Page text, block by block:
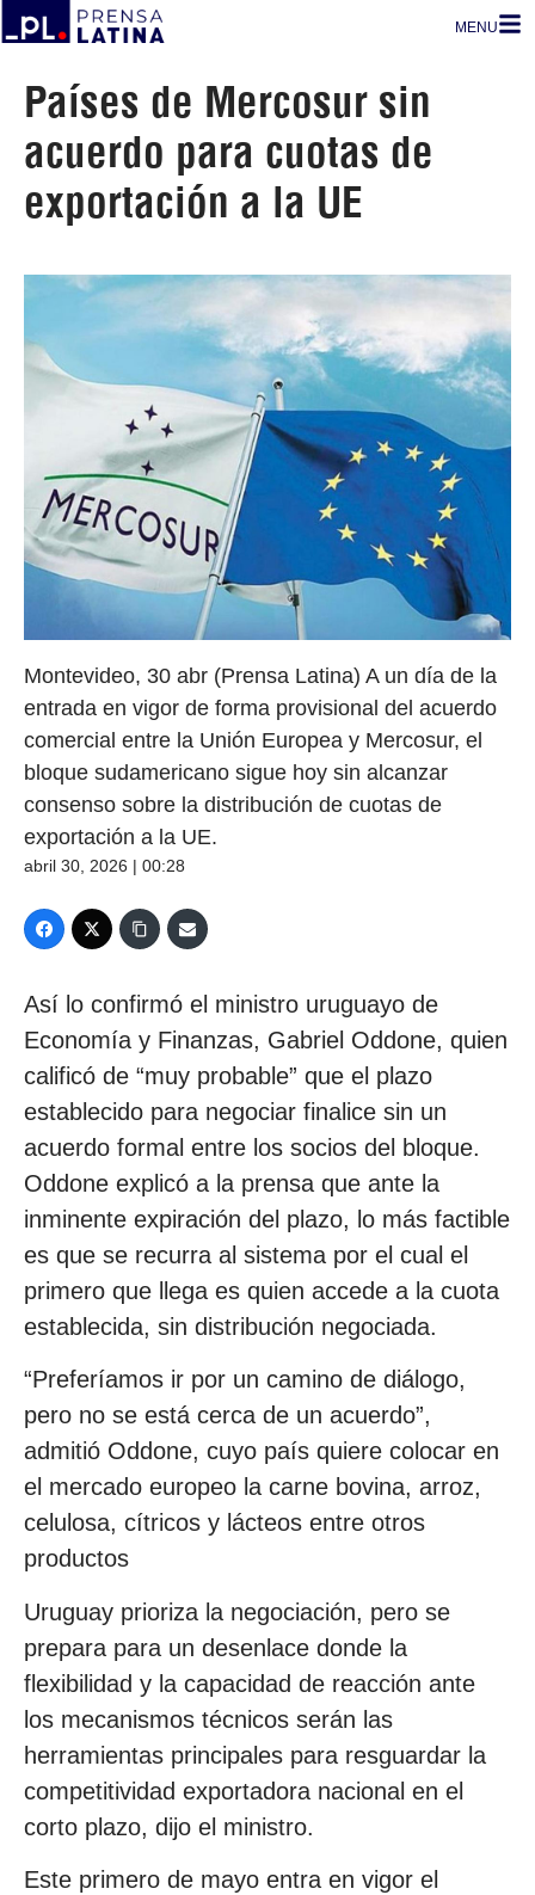
MENU
Países de Mercosur sin
acuerdo para cuotas de
exportación a la UE
Montevideo, 30 abr (Prensa Latina) A un día de la
entrada en vigor de forma provisional del acuerdo
comercial entre la Unión Europea y Mercosur, el
bloque sudamericano sigue hoy sin alcanzar
consenso sobre la distribución de cuotas de
exportación a la UE.
abril 30, 2026 | 00:28
Así lo confirmó el ministro uruguayo de
Economía y Finanzas, Gabriel Oddone, quien
calificó de “muy probable” que el plazo
establecido para negociar finalice sin un
acuerdo formal entre los socios del bloque.
Oddone explicó a la prensa que ante la
inminente expiración del plazo, lo más factible
es que se recurra al sistema por el cual el
primero que llega es quien accede a la cuota
establecida, sin distribución negociada.
“Preferíamos ir por un camino de diálogo,
pero no se está cerca de un acuerdo”,
admitió Oddone, cuyo país quiere colocar en
el mercado europeo la carne bovina, arroz,
celulosa, cítricos y lácteos entre otros
productos
Uruguay prioriza la negociación, pero se
prepara para un desenlace donde la
flexibilidad y la capacidad de reacción ante
los mecanismos técnicos serán las
herramientas principales para resguardar la
competitividad exportadora nacional en el
corto plazo, dijo el ministro.
Este primero de mayo entra en vigor el